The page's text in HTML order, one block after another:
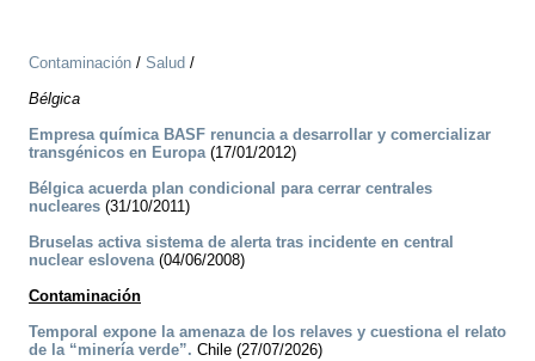
Contaminación / Salud /
Bélgica
Empresa química BASF renuncia a desarrollar y comercializar
transgénicos en Europa(17/01/2012)
Bélgica acuerda plan condicional para cerrar centrales
nucleares (31/10/2011)
Bruselas activa sistema de alerta tras incidente en central
nuclear eslovena(04/06/2008)
Contaminación
Temporal expone la amenaza de los relaves y cuestiona el relato
de la “minería verde”. Chile (27/07/2026)